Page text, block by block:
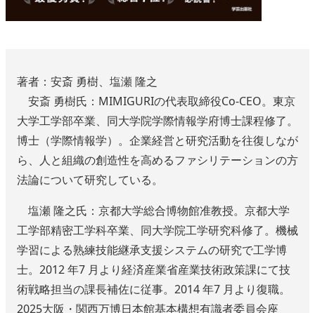
著者：安斎 勇樹、塩瀬 隆之
安斎 勇樹氏：MIMIGURIの代表取締役Co-CEO。東京
大学工学部卒業、同大学院学際情報学府博士課程修了。
博士（学際情報学）。企業経営と研究活動を往復しなが
ら、人と組織の創造性を高めるファシリテーションの方
法論について研究している。
塩瀬 隆之氏：京都大学総合博物館准教授。京都大学
工学部精密工学科卒業、同大学院工学研究科修了。機械
学習による熟練技能継承支援システムの研究で工学博
士。2012 年7 月より経済産業省産業技術政策課にて技
術戦略担当の課長補佐に従事。2014 年7 月より復職。
2025大阪・関西万博日本館基本構想有識者委員会座